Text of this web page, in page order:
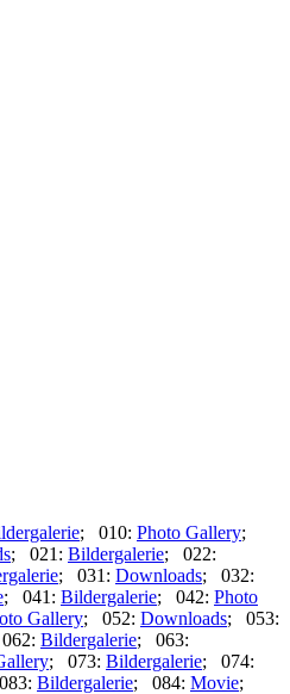
; 010: Photo Gallery;
; 021: Bildergalerie; 022:
; 031: Downloads; 032:
; 041: Bildergalerie; 042: Photo
Gallery; 052: Downloads; 053:
Bildergalerie; 063:
; 073: Bildergalerie; 074:
Bildergalerie; 084: Movie;